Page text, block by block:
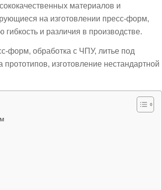
материалов и
на изготовлении пресс-форм,
и различия в производстве.
форм, обработка с ЧПУ, литье под
изготовление нестандартной